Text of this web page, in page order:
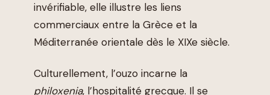
invérifiable, elle illustre les liens
commerciaux entre la Grèce et la
Méditerranée orientale dès le XIXe siècle.
Culturellement, l’ouzo incarne la
philoxenia, l’hospitalité grecque. Il se